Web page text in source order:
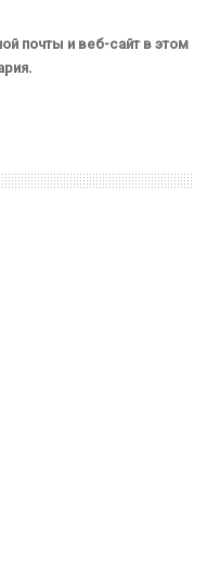
почты и веб-сайт в этом